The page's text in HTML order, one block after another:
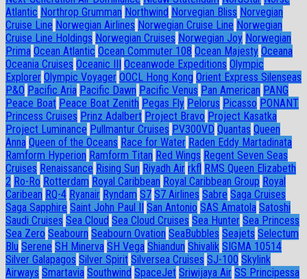
Atlantic Northrop Grumman Northwind Norvegian Bliss Norvegian
Cruise Line Norwegian Airlines Norwegian Cruise Line Norwegian
Cruise Line Holdings Norwegian Cruises Norwegian Joy Norwegian
Prima Ocean Atlantic Ocean Commuter 108 Ocean Majesty Oceana
Oceania Cruises Oceanic III Oceanwode Expeditions Olympic
Explorer Olympic Voyager OOCL Hong Kong Orient Express Silenseas
P&O Pacific Aria Pacific Dawn Pacific Venus Pan American PANG
Peace Boat Peace Boat Zenith Pegas Fly Pelorus Picasso PONANT
Princess Cruises Prinz Adalbert Project Bravo Project Kasatka
Project Luminance Pullmantur Cruises PV300VD Quantas Queen
Anna Queen of the Oceans Race for Water Raden Eddy Martadinata
Ramform Hyperion Ramform Titan Red Wings Regent Seven Seas
Cruises Renaissance Rising Sun Riyadh Air rkfl RMS Queen Elizabeth
2 Ro-Ro Rotterdam Royal Caribbean Royal Caribbean Group Royal
Caribean RQ-4 Ryanair Ryndam S7 S7 Airlines Sabre Saga Cruises
Saga Sapphire Saint John Paul II San Antonio SAS Amatola Satoshi
Saudi Cruises Sea Cloud Sea Cloud Cruises Sea Hunter Sea Princess
Sea Zero Seabourn Seabourn Ovation SeaBubbles Seajets Selectum
Blu Serene SH Minerva SH Vega Shiandun Shivalik SIGMA 10514
Silver Galapagos Silver Spirit Silversea Cruises SJ-100 Skylink
Airways Smartavia Southwind SpaceJet Sriwijaya Air SS Principessa